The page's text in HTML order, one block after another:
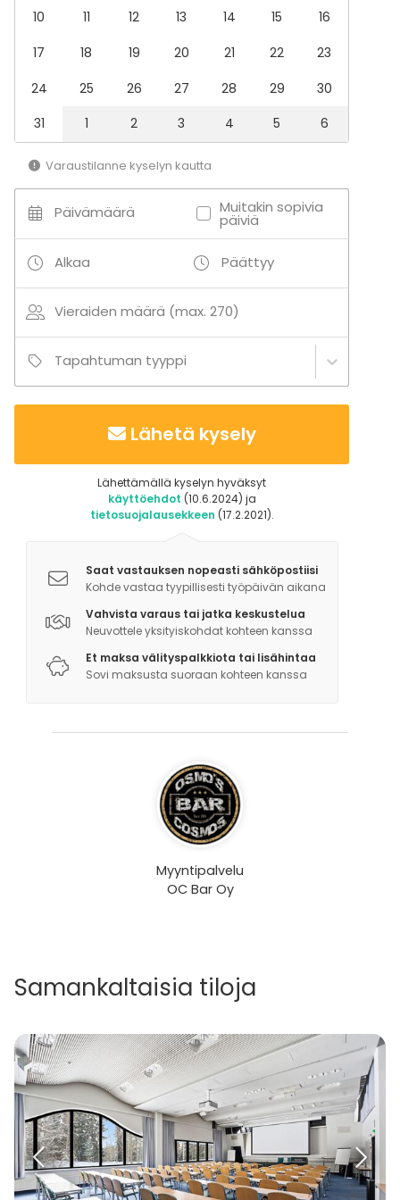
Virkistystilaisuus
Elämys / aktiviteetti
Pikkujoulut
Tilatyypit
Saunatila
Ravintola
Baari
Lisätietoa aktiviteeteista
Tikka- ja/tai biljardikisa esim. yrityksen tyky-päivään
10
11 12 13 14 15
16
17
18 19 20 21 22
23
24
25 26 27 28 29
30
31
1 2 3 4 5 6
Varaustilanne kyselyn kautta
Päivämäärä Muitakin sopivia
päiviä
Alkaa Päättyy
Vieraiden määrä (max. 270)
Tapahtuman tyyppi
Lähetä kysely
Lähettämällä kyselyn hyväksyt
käyttöehdot (10.6.2024) ja
tietosuojalausekkeen (17.2.2021).
Saat vastauksen nopeasti sähköpostiisi
Kohde vastaa tyypillisesti työpäivän aikana
Vahvista varaus tai jatka keskustelua
Neuvottele yksityiskohdat kohteen kanssa
Et maksa välityspalkkiota tai lisähintaa
Sovi maksusta suoraan kohteen kanssa
Myyntipalvelu
OC Bar Oy
Samankaltaisia tiloja